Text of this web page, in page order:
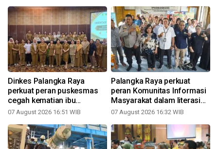
Dinkes Palangka Raya
perkuat peran puskesmas
cegah kematian ibu
melahirkan
07 August 2026 16:51 WIB
Palangka Raya perkuat
peran Komunitas Informasi
Masyarakat dalam literasi
digital
07 August 2026 16:32 WIB